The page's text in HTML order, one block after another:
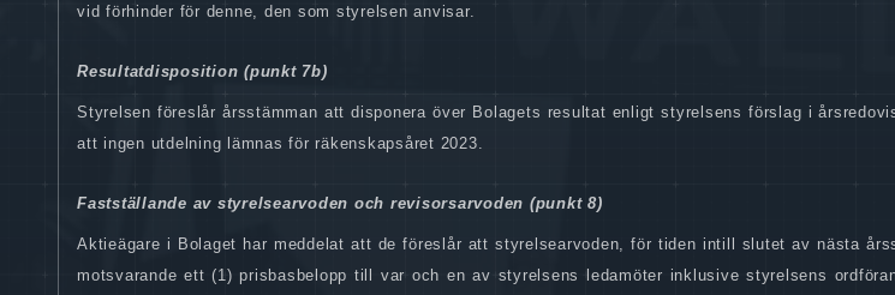
vid förhinder för denne, den som styrelsen anvisar.
Resultatdisposition (punkt 7b)
Styrelsen föreslår årsstämman att disponera över Bolagets resultat enligt styrelsens förslag i
att ingen utdelning lämnas för räkenskapsåret 2023.
Fastställande av styrelsearvoden och revisorsarvoden (punkt 8)
Aktieägare i Bolaget har meddelat att de föreslår att styrelsearvoden, för tiden intill slutet av nästa
motsvarande ett (1) prisbasbelopp till var och en av styrelsens ledamöter inklusive styrelsens